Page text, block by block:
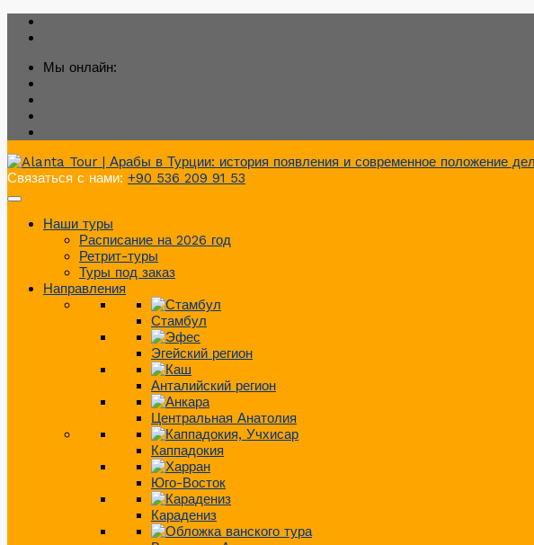
Мы онлайн:
Связаться с нами: +90 536 209 91 53
Наши туры
Расписание на 2026 год
Ретрит-туры
Туры под заказ
Направления
Стамбул
Эгейский регион
Анталийский регион
Центральная Анатолия
Каппадокия
Юго-Восток
Карадениз